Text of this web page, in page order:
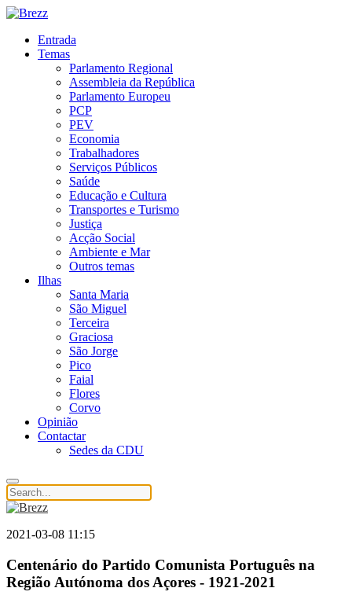
Entrada
Temas
Parlamento Regional
Assembleia da República
Parlamento Europeu
PCP
PEV
Economia
Trabalhadores
Serviços Públicos
Saúde
Educação e Cultura
Transportes e Turismo
Justiça
Acção Social
Ambiente e Mar
Outros temas
Ilhas
Santa Maria
São Miguel
Terceira
Graciosa
São Jorge
Pico
Faial
Flores
Corvo
Opinião
Contactar
Sedes da CDU
2021-03-08 11:15
Centenário do Partido Comunista Português na
Região Autónoma dos Açores - 1921-2021